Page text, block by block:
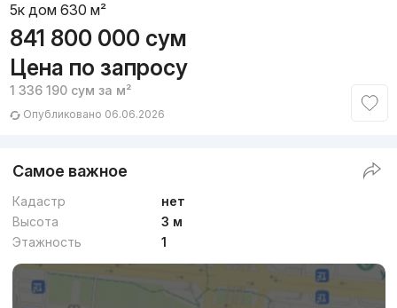
5к дом 630 м²
841 800 000 сум
Цена по запросу
1 336 190 сум за м²
Опубликовано 06.06.2026
Самое важное
Кадастр
нет
Высота
3 м
Этажность
1